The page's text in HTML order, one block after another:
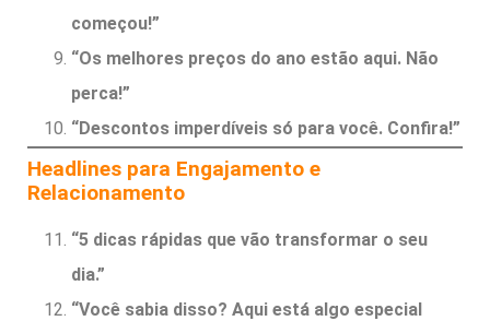
começou!”
“Os melhores preços do ano estão aqui. Não
perca!”
“Descontos imperdíveis só para você. Confira!”
Headlines para Engajamento e
Relacionamento
“5 dicas rápidas que vão transformar o seu
dia.”
“Você sabia disso? Aqui está algo especial